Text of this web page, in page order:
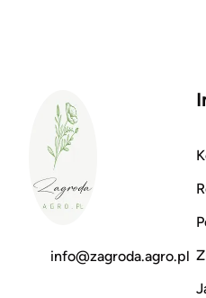
info@zagroda.agro.pl